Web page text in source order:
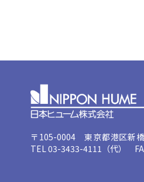
〒105-0004 東京都港区新
TEL 03-3433-4111（代）